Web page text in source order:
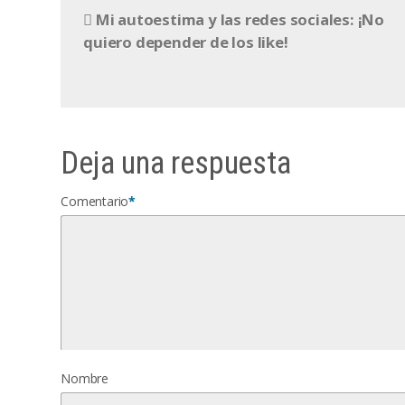
Mi autoestima y las redes sociales: ¡No
quiero depender de los like!
Deja una respuesta
Comentario*
Nombre